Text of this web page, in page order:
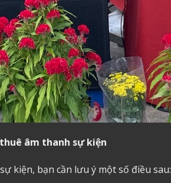
âm thanh sự kiện
kiện, bạn cần lưu ý một số điều sau: